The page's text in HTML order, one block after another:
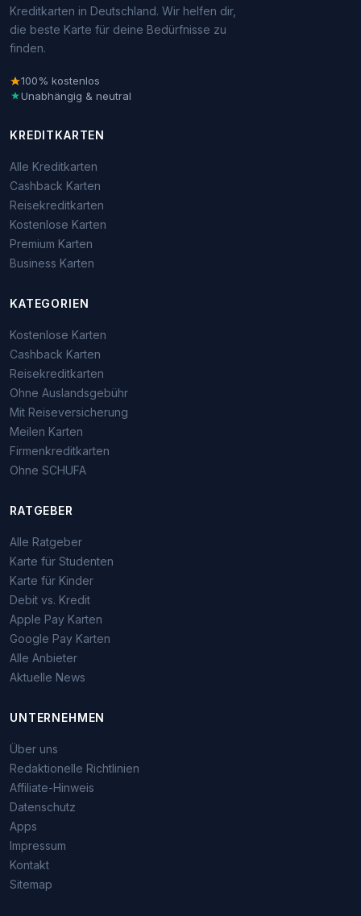
Kreditkarten in Deutschland. Wir helfen dir,
die beste Karte für deine Bedürfnisse zu
finden.
100% kostenlos
Unabhängig & neutral
KREDITKARTEN
Alle Kreditkarten
Cashback Karten
Reisekreditkarten
Kostenlose Karten
Premium Karten
Business Karten
KATEGORIEN
Kostenlose Karten
Cashback Karten
Reisekreditkarten
Ohne Auslandsgebühr
Mit Reiseversicherung
Meilen Karten
Firmenkreditkarten
Ohne SCHUFA
RATGEBER
Alle Ratgeber
Karte für Studenten
Karte für Kinder
Debit vs. Kredit
Apple Pay Karten
Google Pay Karten
Alle Anbieter
Aktuelle News
UNTERNEHMEN
Über uns
Redaktionelle Richtlinien
Affiliate-Hinweis
Datenschutz
Apps
Impressum
Kontakt
Sitemap